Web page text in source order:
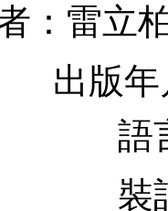
：雷立
出版年
語
裝